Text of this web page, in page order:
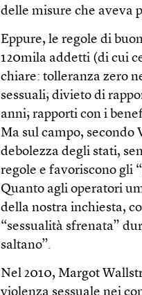
delle misure che aveva
Eppure, le regole di
120mila addetti (di cui
chiare: tolleranza zero
sessuali; divieto di
anni; rapporti con i
Ma sul campo,
debolezza degli stati,
regole e favoriscono gli
Quanto agli operatori
della nostra inchiesta,
“sessualità sfrenata”
saltano”.
Nel 2010, Margot
violenza sessuale nei